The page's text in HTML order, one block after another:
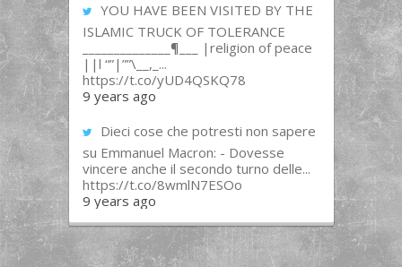
YOU HAVE BEEN VISITED BY THE
ISLAMIC TRUCK OF TOLERANCE
______________¶___ |religion of peace
||l “”|””\__,_...
https://t.co/yUD4QSKQ78
9 years ago
Dieci cose che potresti non sapere
su Emmanuel Macron: - Dovesse
vincere anche il secondo turno delle...
https://t.co/8wmlN7ESOo
9 years ago